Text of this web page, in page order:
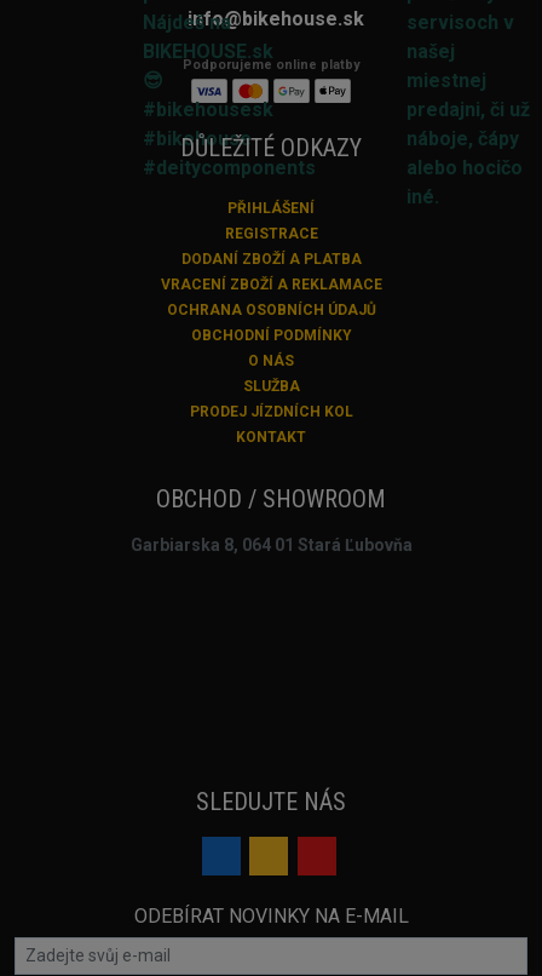
info@bikehouse.sk
Podporujeme online platby
DŮLEŽITÉ ODKAZY
PŘIHLÁŠENÍ
REGISTRACE
DODANÍ ZBOŽÍ A PLATBA
VRACENÍ ZBOŽÍ A REKLAMACE
OCHRANA OSOBNÍCH ÚDAJŮ
OBCHODNÍ PODMÍNKY
O NÁS
SLUŽBA
PRODEJ JÍZDNÍCH KOL
KONTAKT
OBCHOD / SHOWROOM
Garbiarska 8, 064 01 Stará Ľubovňa
SLEDUJTE NÁS
ODEBÍRAT NOVINKY NA E-MAIL